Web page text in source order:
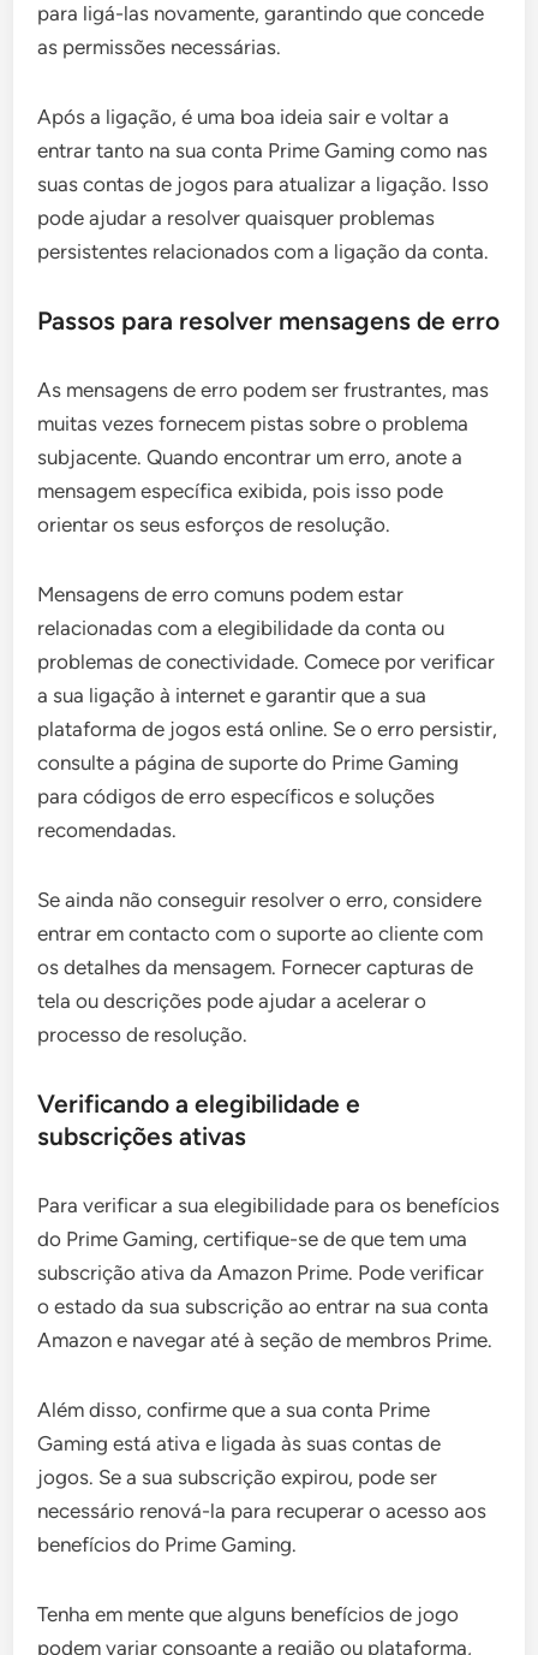
para ligá-las novamente, garantindo que concede
as permissões necessárias.
Após a ligação, é uma boa ideia sair e voltar a
entrar tanto na sua conta Prime Gaming como nas
suas contas de jogos para atualizar a ligação. Isso
pode ajudar a resolver quaisquer problemas
persistentes relacionados com a ligação da conta.
Passos para resolver mensagens de erro
As mensagens de erro podem ser frustrantes, mas
muitas vezes fornecem pistas sobre o problema
subjacente. Quando encontrar um erro, anote a
mensagem específica exibida, pois isso pode
orientar os seus esforços de resolução.
Mensagens de erro comuns podem estar
relacionadas com a elegibilidade da conta ou
problemas de conectividade. Comece por verificar
a sua ligação à internet e garantir que a sua
plataforma de jogos está online. Se o erro persistir,
consulte a página de suporte do Prime Gaming
para códigos de erro específicos e soluções
recomendadas.
Se ainda não conseguir resolver o erro, considere
entrar em contacto com o suporte ao cliente com
os detalhes da mensagem. Fornecer capturas de
tela ou descrições pode ajudar a acelerar o
processo de resolução.
Verificando a elegibilidade e
subscrições ativas
Para verificar a sua elegibilidade para os benefícios
do Prime Gaming, certifique-se de que tem uma
subscrição ativa da Amazon Prime. Pode verificar
o estado da sua subscrição ao entrar na sua conta
Amazon e navegar até à seção de membros Prime.
Além disso, confirme que a sua conta Prime
Gaming está ativa e ligada às suas contas de
jogos. Se a sua subscrição expirou, pode ser
necessário renová-la para recuperar o acesso aos
benefícios do Prime Gaming.
Tenha em mente que alguns benefícios de jogo
podem variar consoante a região ou plataforma,